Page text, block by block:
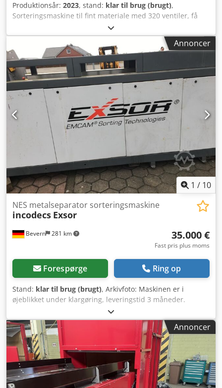
Produktionsår: 2023, stand: klar til brug (brugt),
Sorteringsmaskine til fint materiale med 320 ventiler, få
driftstimer, står stadig opstillet og kan testes med dit
materiale. Dodpfx Agsxmvnbjxswa
Annoncer
1 / 10
Bevern 281 km
NES metalseparator sorteringsmaskine
incodecs Exsor
35.000 €
Fast pris plus moms
Forespørge Ring op
Stand: klar til brug (brugt), Arkivfoto: Maskinen er i
øjeblikket under klargøring, leveringstid 3 måneder.
Sorteringsmaskine til udskillelse af alle metaller, NE (ikke-
jernholdige) og FE (jernholdige). Maskinen kan separat
sortere FE-metaller, og FE-jern behøver ikke at blive fjernet
forudgående. Prøvesortering med manuel
indfødningsmetode er mulig. Maskinen demonsteres
funktionsdygtigt. Salget sker uden garanti og ansvar.
Idriftsættelse over hele verden er mulig mod merpris.
Dedeiqk Aqepfx Agxswa
Annoncer